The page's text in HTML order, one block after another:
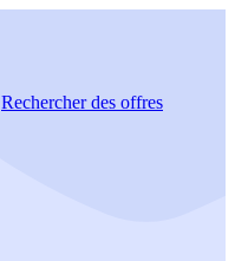
Rechercherdes offres